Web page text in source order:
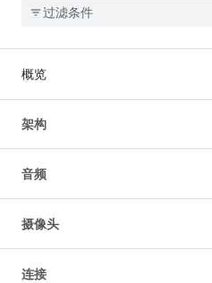
概览
架构
音频
摄像头
连接